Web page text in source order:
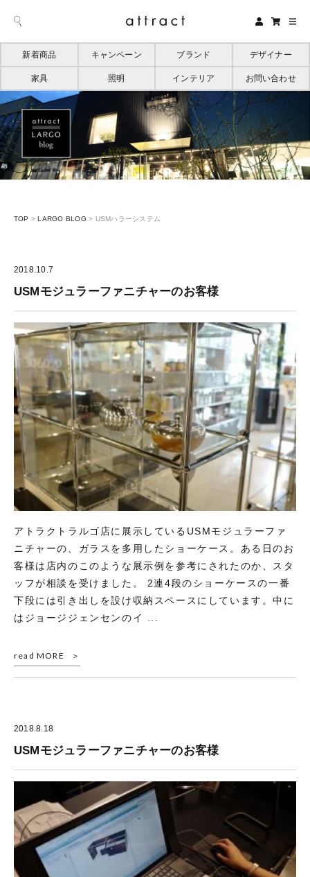
新着商品 キャンペーン ブランド デザイナー
家具 照明 インテリア お問い合わせ
TOP > LARGO BLOG > USMハラーシステム
2018.10.7
USMモジュラーファニチャーのお客様
アトラクトラルゴ店に展示しているUSMモジュラーファ
ニチャーの、ガラスを多用したショーケース。ある日のお
客様は店内のこのような展示例を参考にされたのか、スタ
ッフが相談を受けました。 2連4段のショーケースの一番
下段には引き出しを設け収納スペースにしています。中に
はジョージジェンセンのイ ...
read MORE
2018.8.18
USMモジュラーファニチャーのお客様